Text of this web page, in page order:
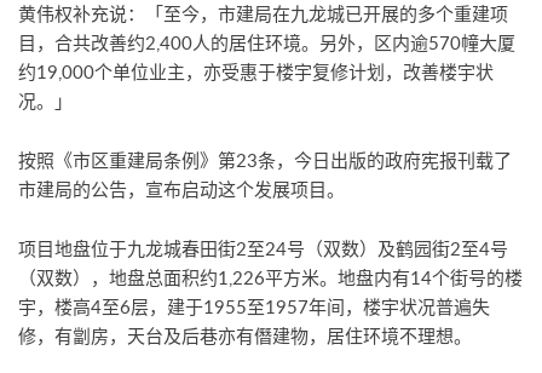
黄伟权补充说：「至今，市建局在九龙城已开展的多个重建项
目，合共改善约2,400人的居住环境。另外，区内逾570幢大厦
约19,000个单位业主，亦受惠于楼宇复修计划，改善楼宇状
况。」
按照《市区重建局条例》第23条，今日出版的政府宪报刊载了
市建局的公告，宣布启动这个发展项目。
项目地盘位于九龙城春田街2至24号（双数）及鹤园街2至4号
（双数），地盘总面积约1,226平方米。地盘内有14个街号的楼
宇，楼高4至6层，建于1955至1957年间，楼宇状况普遍失
修，有劏房，天台及后巷亦有僭建物，居住环境不理想。